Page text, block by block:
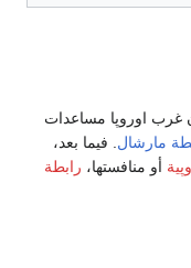
اوروپا مساعدات
مارشال. فيما بعد،
أو منافستها،رابطة